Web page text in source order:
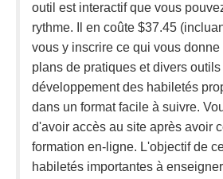
outil est interactif que vous
rythme. Il en coûte $37.45
vous y inscrire ce qui vous
plans de pratiques et divers
développement des habiletés
dans un format facile à suivre.
d'avoir accès au site après avoir
formation en-ligne. L'objectif de
habiletés importantes à